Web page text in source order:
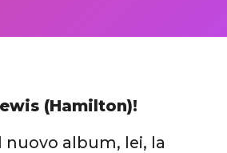
(Hamilton)!
nuovo album, lei, la